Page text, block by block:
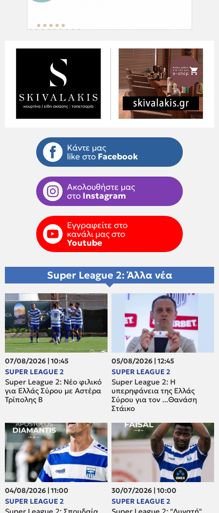
Κάντε μας
like στο Facebook
Ακολουθήστε μας
στο Instagram
Εγγραφείτε στο
κανάλι μας στο
Youtube
Super League 2: Άλλα νέα
07/08/2026 | 10:45
SUPER LEAGUE 2
Super League 2: Νέο φιλικό
για Ελλάς Σύρου με Αστέρα
Τρίπολης Β
05/08/2026 | 12:45
SUPER LEAGUE 2
Super League 2: H
υπερηφάνεια της Ελλάς
Σύρου για τον ...Θανάση
Στάικο
04/08/2026 | 11:00
SUPER LEAGUE 2
Super League 2: Σπουδαία
30/07/2026 | 10:00
SUPER LEAGUE 2
Super League 2: "Δυνατή"